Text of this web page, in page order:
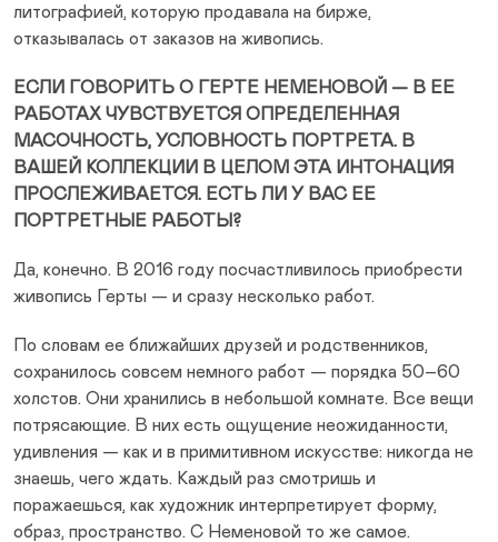
литографией, которую продавала на бирже,
отказывалась от заказов на живопись.
ЕСЛИ ГОВОРИТЬ О ГЕРТЕ НЕМЕНОВОЙ — В ЕЕ
РАБОТАХ ЧУВСТВУЕТСЯ ОПРЕДЕЛЕННАЯ
МАСОЧНОСТЬ, УСЛОВНОСТЬ ПОРТРЕТА. В
ВАШЕЙ КОЛЛЕКЦИИ В ЦЕЛОМ ЭТА ИНТОНАЦИЯ
ПРОСЛЕЖИВАЕТСЯ. ЕСТЬ ЛИ У ВАС ЕЕ
ПОРТРЕТНЫЕ РАБОТЫ?
Да, конечно. В 2016 году посчастливилось приобрести
живопись Герты — и сразу несколько работ.
По словам ее ближайших друзей и родственников,
сохранилось совсем немного работ — порядка 50–60
холстов. Они хранились в небольшой комнате. Все вещи
потрясающие. В них есть ощущение неожиданности,
удивления — как и в примитивном искусстве: никогда не
знаешь, чего ждать. Каждый раз смотришь и
поражаешься, как художник интерпретирует форму,
образ, пространство. С Неменовой то же самое.